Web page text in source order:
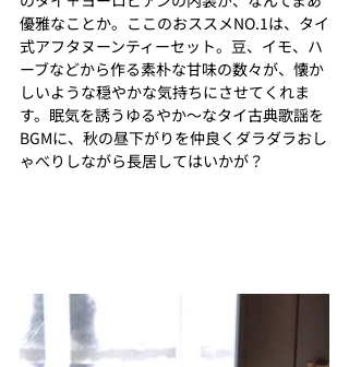
優雅なことか。ここのおススメNO.1は、タイ
式アフタヌーンティーセット。豆、イモ、ハ
ーブなどから作る素朴な甘味の数々が、懐か
しいような穏やかな気持ちにさせてくれま
す。眠気を誘うゆるやか～なタイ古典歌謡を
BGMに、秋の昼下がりを仲良くダラダラおし
ゃべりしながら長居してはいかが？